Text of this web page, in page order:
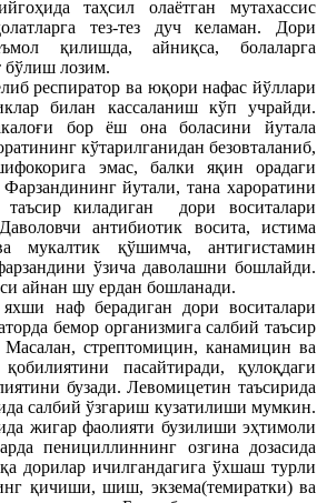
таҳсил олаётган мутахассис
тез-тез дуч келаман. Дори
қилишда, айниқса, болаларга
бўлиш лозим.
респиратор ва юқори нафас йўллари
билан кассаланиш кўп учрайди.
бор ёш она боласини йутала
кўтарилганидан безовталаниб,
эмас, балки яқин орадаги
Фарзандининг йутали, тана хароратини
киладиган
дори воситалари
антибиотик восита, истима
мукалтик қўшимча, антигистамин
ўзича даволашни бошлайди.
айнан шу ердан бошланади.
наф берадиган дори воситалари
бемор организмига салбий таъсир
стрептомицин, канамицин ва
пасайтиради, қулоқдаги
бузади. Левомицетин таъсирида
салбий ўзгариш кузатилиши мумкин.
жигар фаолияти бузилиши эҳтимоли
пенициллиннинг озгина дозасида
дорилар ичилгандагига ўхшаш турли
қичиши, шиш, экзема(темиратки) ва